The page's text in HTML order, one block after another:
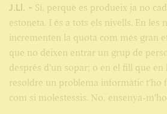
J.Ll. - Sí, perquè es produeix ja no
estoneta. I és a tots els nivells. En les
incrementen la quota com més gran
que no deixen entrar un grup de
després d'un sopar; o en el fill que en
resoldre un problema informàtic t'ho
com si molestessis. No, ensenya-